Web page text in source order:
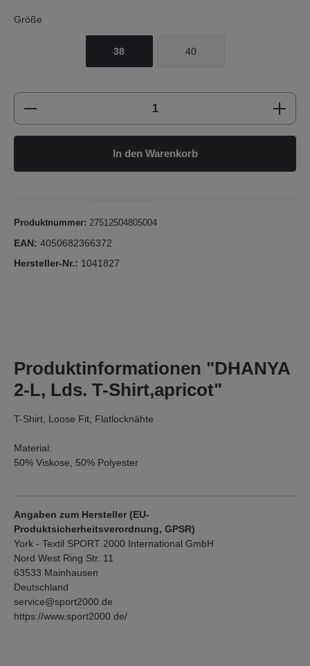
Größe
38 40
Produkt Anzahl: Gib den gewünschten
In den Warenkorb
Produktnummer: 27512504805004
EAN: 4050682366372
Hersteller-Nr.: 1041827
Produktinformationen "DHANYA
2-L, Lds. T-Shirt,apricot"
T-Shirt, Loose Fit, Flatlocknähte
Material:
50% Viskose, 50% Polyester
Angaben zum Hersteller (EU-
Produktsicherheitsverordnung, GPSR)
York - Textil SPORT 2000 International GmbH
Nord West Ring Str. 11
63533 Mainhausen
Deutschland
service@sport2000.de
https://www.sport2000.de/